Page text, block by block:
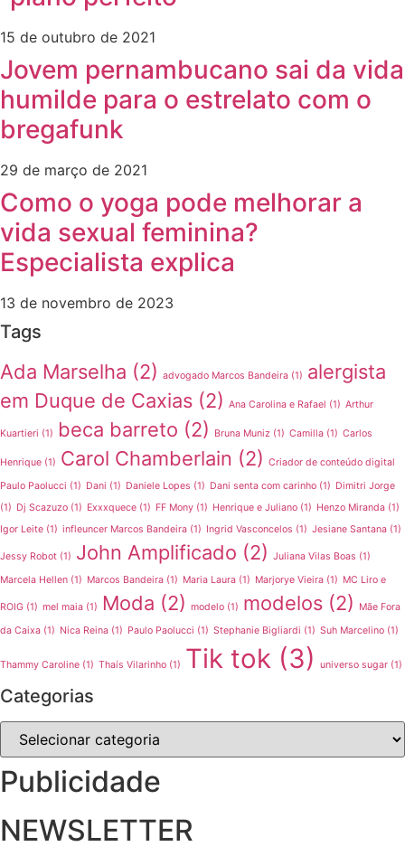
15 de outubro de 2021
Jovem pernambucano sai da vida
humilde para o estrelato com o
bregafunk
29 de março de 2021
Como o yoga pode melhorar a
vida sexual feminina?
Especialista explica
13 de novembro de 2023
Tags
Ada Marselha (2) advogado Marcos Bandeira (1) alergista
em Duque de Caxias (2) Ana Carolina e Rafael (1) Arthur
Kuartieri (1) beca barreto (2) Bruna Muniz (1) Camilla (1) Carlos
Henrique (1) Carol Chamberlain (2) Criador de conteúdo digital
Paulo Paolucci (1) Dani (1) Daniele Lopes (1) Dani senta com carinho (1) Dimitri Jorge
(1) Dj Scazuzo (1) Exxxquece (1) FF Mony (1) Henrique e Juliano (1) Henzo Miranda (1)
Igor Leite (1) infleuncer Marcos Bandeira (1) Ingrid Vasconcelos (1) Jesiane Santana (1)
Jessy Robot (1) John Amplificado (2) Juliana Vilas Boas (1)
Marcela Hellen (1) Marcos Bandeira (1) Maria Laura (1) Marjorye Vieira (1) MC Liro e
ROIG (1) mel maia (1) Moda (2) modelo (1) modelos (2)
Mãe Fora
da Caixa (1) Nica Reina (1) Paulo Paolucci (1) Stephanie Bigliardi (1) Suh Marcelino (1)
Thammy Caroline (1) Thaís Vilarinho (1) Tik tok (3) universo sugar (1)
Categorias
Categorias
Publicidade
NEWSLETTER